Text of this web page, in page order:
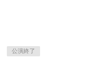
公演終了